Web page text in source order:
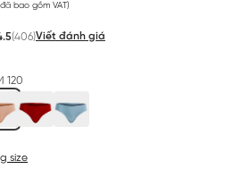
bao gồm VAT)
(406)Viết đánh giá
120
size